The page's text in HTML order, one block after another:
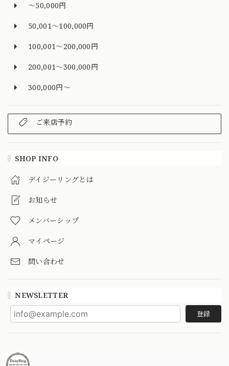
～50,000円
50,001～100,000円
100,001～200,000円
200,001～300,000円
300,000円～
ご来店予約
SHOP INFO
デイジーリングとは
お知らせ
メンバーシップ
マイページ
問い合わせ
NEWSLETTER
登録